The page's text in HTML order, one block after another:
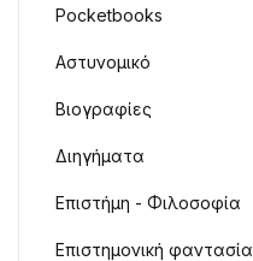
Pocketbooks
Αστυνομικό
Βιογραφίες
Διηγήματα
Επιστήμη - Φιλοσοφία
Επιστημονική φαντασία